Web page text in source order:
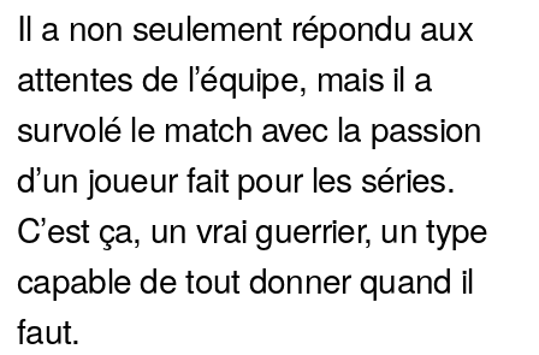
Il a non seulement répondu aux
attentes de l’équipe, mais il a
survolé le match avec la passion
d’un joueur fait pour les séries.
C’est ça, un vrai guerrier, un type
capable de tout donner quand il
faut.